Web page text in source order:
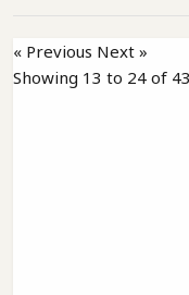
« Previous Next »
Showing 13 to 24 of 43